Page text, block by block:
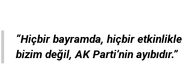
“Hiçbir bayramda, hiçbir
bizim değil, AK Parti’nin ayıbıdır.”